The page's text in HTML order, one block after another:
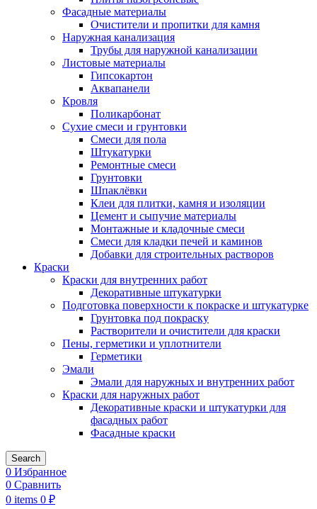
Фасадные материалы
Очистители и пропитки для камня
Наружная канализация
Трубы для наружной канализации
Листовые материалы
Гипсокартон
Аквапанели
Кровля
Поликарбонат
Сухие смеси и грунтовки
Смеси для пола
Штукатурки
Ремонтные смеси
Грунтовки
Шпаклёвки
Клеи для плитки, камня и изоляции
Цемент и сыпучие материалы
Монтажные и кладочные смеси
Смеси для кладки печей и каминов
Добавки для строительных растворов
Краски
Краски для внутренних работ
Декоративные штукатурки
Подготовка поверхности к покраске и штукатурке
Грунтовка под покраску
Растворители и очистители для краски
Пены, герметики и уплотнители
Герметики
Эмали
Эмали для наружных и внутренних работ
Краски для наружных работ
Декоративные краски и штукатурки для
фасадных работ
Фасадные краски
Search
0 Избранное
0 Сравнить
0 items 0 ₽